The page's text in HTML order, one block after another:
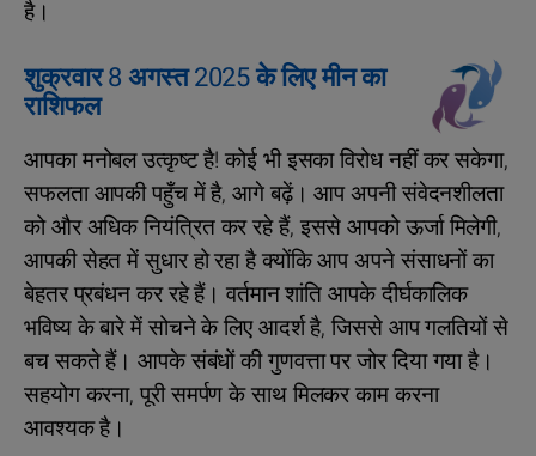
है।
शुक्रवार 8 अगस्त 2025 के लिए मीन का
राशिफल
आपका मनोबल उत्कृष्ट है! कोई भी इसका विरोध नहीं कर सकेगा,
सफलता आपकी पहुँच में है, आगे बढ़ें। आप अपनी संवेदनशीलता
को और अधिक नियंत्रित कर रहे हैं, इससे आपको ऊर्जा मिलेगी,
आपकी सेहत में सुधार हो रहा है क्योंकि आप अपने संसाधनों का
बेहतर प्रबंधन कर रहे हैं। वर्तमान शांति आपके दीर्घकालिक
भविष्य के बारे में सोचने के लिए आदर्श है, जिससे आप गलतियों से
बच सकते हैं। आपके संबंधों की गुणवत्ता पर जोर दिया गया है।
सहयोग करना, पूरी समर्पण के साथ मिलकर काम करना
आवश्यक है।